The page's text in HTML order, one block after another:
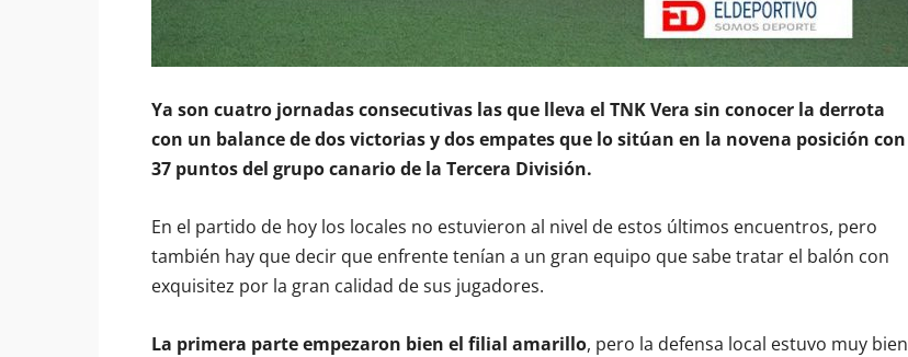
Ya son cuatro jornadas consecutivas las que lleva el TNK Vera sin conocer la derrota
con un balance de dos victorias y dos empates que lo sitúan en la novena posición con
37 puntos del grupo canario de la Tercera División.
En el partido de hoy los locales no estuvieron al nivel de estos últimos encuentros, pero
también hay que decir que enfrente tenían a un gran equipo que sabe tratar el balón con
exquisitez por la gran calidad de sus jugadores.
La primera parte empezaron bien el filial amarillo, pero la defensa local estuvo muy bien